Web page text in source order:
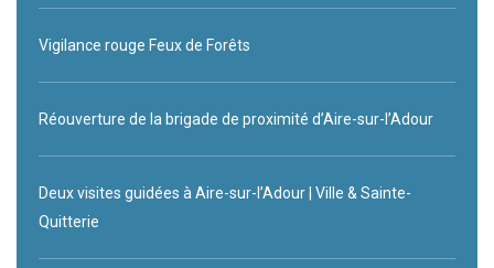
Vigilance rouge Feux de Forêts
Réouverture de la brigade de proximité d’Aire-sur-l’Adour
Deux visites guidées à Aire-sur-l’Adour | Ville & Sainte-
Quitterie